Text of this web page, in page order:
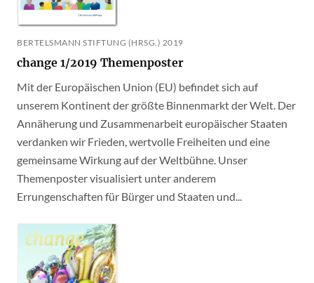
BERTELSMANN STIFTUNG (HRSG.) 2019
change 1/2019 Themenposter
Mit der Europäischen Union (EU) befindet sich auf
unserem Kontinent der größte Binnenmarkt der Welt. Der
Annäherung und Zusammenarbeit europäischer Staaten
verdanken wir Frieden, wertvolle Freiheiten und eine
gemeinsame Wirkung auf der Weltbühne. Unser
Themenposter visualisiert unter anderem
Errungenschaften für Bürger und Staaten und...